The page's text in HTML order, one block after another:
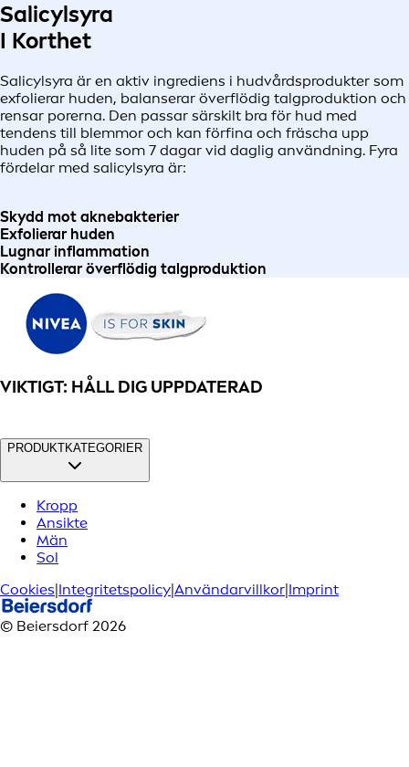
Salicylsyra
I Korthet
Salicylsyra är en aktiv ingrediens i hudvårdsprodukter som
exfolierar huden, balanserar överflödig talgproduktion och
rensar porerna. Den passar särskilt bra för hud med
tendens till blemmor och kan förfina och fräscha upp
huden på så lite som 7 dagar vid daglig användning. Fyra
fördelar med salicylsyra är:
Skydd mot aknebakterier
Exfolierar huden
Lugnar inflammation
Kontrollerar överflödig talgproduktion
VIKTIGT: HÅLL DIG UPPDATERAD
PRODUKTKATEGORIER
Kropp
Ansikte
Män
Sol
Cookies|Integritetspolicy|Användarvillkor|Imprint
© Beiersdorf 2026